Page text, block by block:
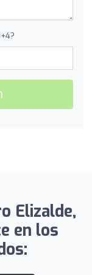
Elizalde,
en los